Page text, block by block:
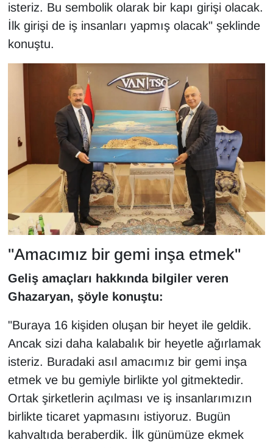
isteriz. Bu sembolik olarak bir kapı girişi olacak.
İlk girişi de iş insanları yapmış olacak" şeklinde
konuştu.
"Amacımız bir gemi inşa etmek"
Geliş amaçları hakkında bilgiler veren
Ghazaryan, şöyle konuştu:
"Buraya 16 kişiden oluşan bir heyet ile geldik.
Ancak sizi daha kalabalık bir heyetle ağırlamak
isteriz. Buradaki asıl amacımız bir gemi inşa
etmek ve bu gemiyle birlikte yol gitmektedir.
Ortak şirketlerin açılması ve iş insanlarımızın
birlikte ticaret yapmasını istiyoruz. Bugün
kahvaltıda beraberdik. İlk günümüze ekmek